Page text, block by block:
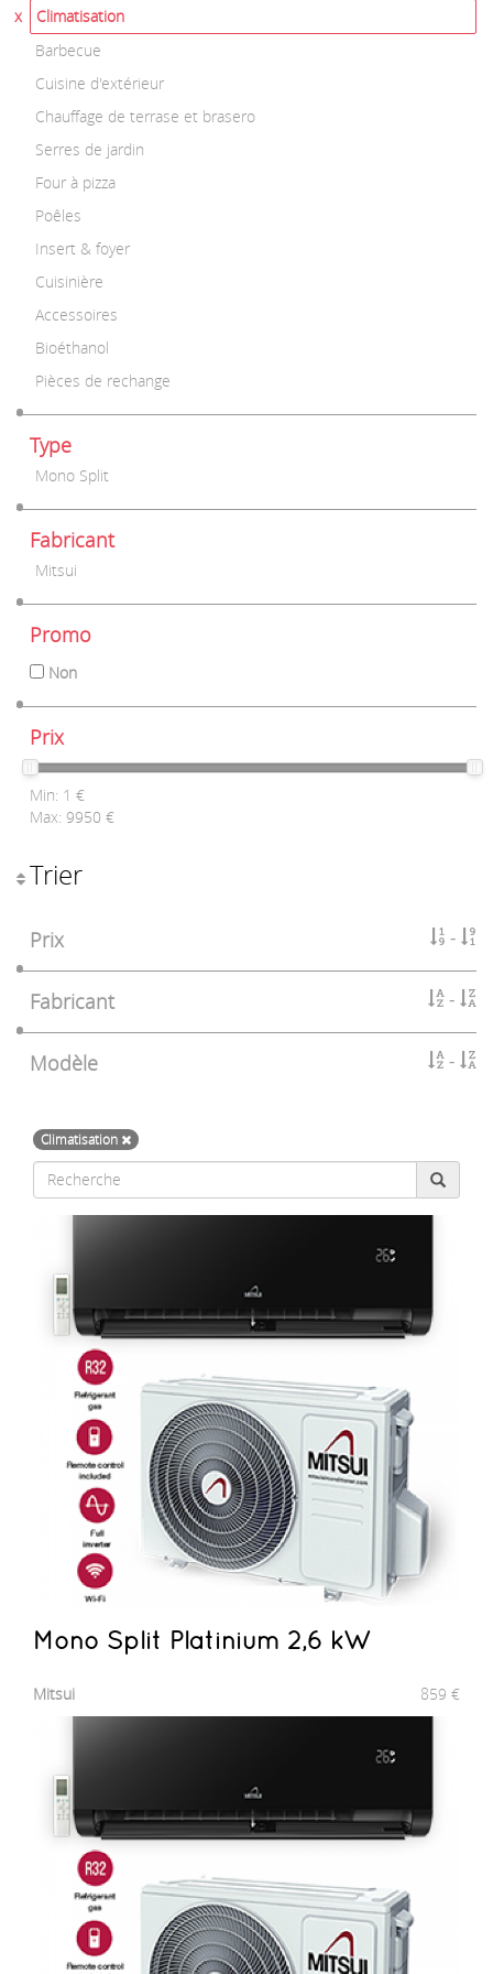
Climatisation
Barbecue
Cuisine d'extérieur
Chauffage de terrase et brasero
Serres de jardin
Four à pizza
Poêles
Insert & foyer
Cuisinière
Accessoires
Bioéthanol
Pièces de rechange
Type
Mono Split
Fabricant
Mitsui
Promo
Non
Prix
Min: 1 €
Max: 9950 €
Trier
Prix
Fabricant
Modèle
Climatisation
Mono Split Platinium 2,6 kW
Mitsui 859 €